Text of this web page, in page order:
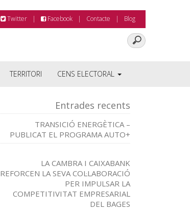
Twitter Facebook Contacte Blog
TERRITORI CENS ELECTORAL
Entrades recents
TRANSICIÓ ENERGÈTICA –
PUBLICAT EL PROGRAMA AUTO+
LA CAMBRA I CAIXABANK
REFORCEN LA SEVA COL·LABORACIÓ
PER IMPULSAR LA
COMPETITIVITAT EMPRESARIAL
DEL BAGES